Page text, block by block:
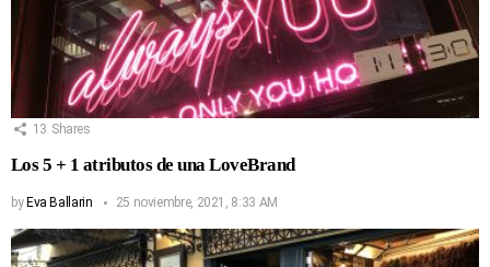
13 Shares
Los 5 + 1 atributos de una LoveBrand
byEva Ballarin 25 noviembre, 2021, 8:33 AM